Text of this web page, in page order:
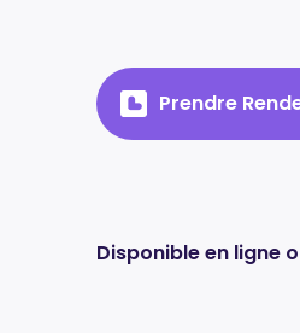
Prendre
Disponible en ligne